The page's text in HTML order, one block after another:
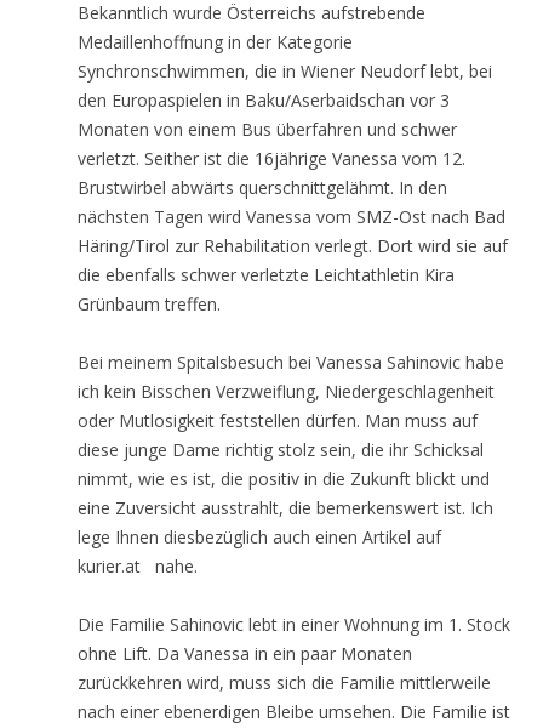
Bekanntlich wurde Österreichs aufstrebende
Medaillenhoffnung in der Kategorie
Synchronschwimmen, die in Wiener Neudorf lebt, bei
den Europaspielen in Baku/Aserbaidschan vor 3
Monaten von einem Bus überfahren und schwer
verletzt. Seither ist die 16jährige Vanessa vom 12.
Brustwirbel abwärts querschnittgelähmt. In den
nächsten Tagen wird Vanessa vom SMZ-Ost nach Bad
Häring/Tirol zur Rehabilitation verlegt. Dort wird sie auf
die ebenfalls schwer verletzte Leichtathletin Kira
Grünbaum treffen.
Bei meinem Spitalsbesuch bei Vanessa Sahinovic habe
ich kein Bisschen Verzweiflung, Niedergeschlagenheit
oder Mutlosigkeit feststellen dürfen. Man muss auf
diese junge Dame richtig stolz sein, die ihr Schicksal
nimmt, wie es ist, die positiv in die Zukunft blickt und
eine Zuversicht ausstrahlt, die bemerkenswert ist. Ich
lege Ihnen diesbezüglich auch einen Artikel auf
kurier.at nahe.
Die Familie Sahinovic lebt in einer Wohnung im 1. Stock
ohne Lift. Da Vanessa in ein paar Monaten
zurückkehren wird, muss sich die Familie mittlerweile
nach einer ebenerdigen Bleibe umsehen. Die Familie ist